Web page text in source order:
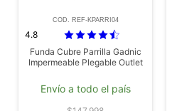
COD. REF-KPARRI04
4.8
Funda Cubre Parrilla Gadnic
Impermeable Plegable Outlet
Envío a todo el país